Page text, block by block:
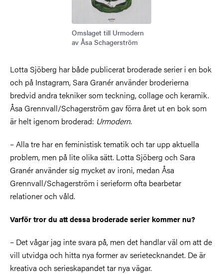
Omslaget till Urmodern
av Åsa Schagerström
Lotta Sjöberg har både publicerat broderade serier i en bok
och på Instagram, Sara Granér använder broderierna
bredvid andra tekniker som teckning, collage och keramik.
Åsa Grennvall/Schagerström gav förra året ut en bok som
är helt igenom broderad: Urmodern.
– Alla tre har en feministisk tematik och tar upp aktuella
problem, men på lite olika sätt. Lotta Sjöberg och Sara
Granér använder sig mycket av ironi, medan Åsa
Grennvall/Schagerström i serieform ofta bearbetar
relationer och våld.
Varför tror du att dessa broderade serier kommer nu?
– Det vågar jag inte svara på, men det handlar väl om att de
vill utvidga och hitta nya former av serietecknandet. De är
kreativa och serieskapandet tar nya vägar.